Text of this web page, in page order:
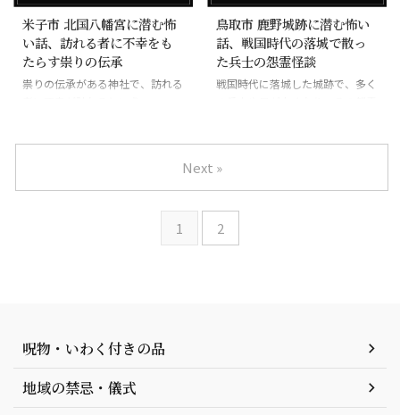
米子市 北国八幡宮に潜む怖
い話、訪れる者に不幸をも
たらす祟りの伝承
祟りの伝承がある神社で、訪れる
鳥取市 鹿野城跡に潜む怖い
話、戦国時代の落城で散っ
た兵士の怨霊怪談
戦国時代に落城した城跡で、多く
1 2
Next »
呪物・いわく付きの品
地域の禁忌・儀式